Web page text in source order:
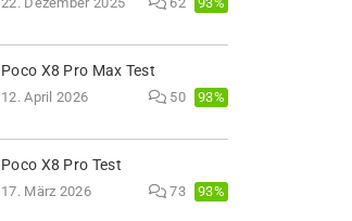
Poco X8 Pro Max Test
12. April 2026 50 93%
Poco X8 Pro Test
17. März 2026 73 93%